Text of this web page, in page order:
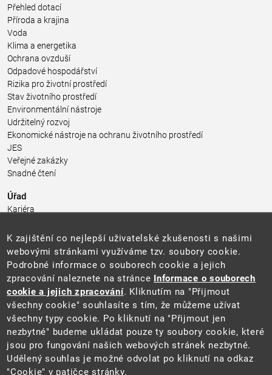
Přehled dotací
Příroda a krajina
Voda
Klima a energetika
Ochrana ovzduší
Odpadové hospodářství
Rizika pro životní prostředí
Stav životního prostředí
Environmentální nástroje
Udržitelný rozvoj
Ekonomické nástroje na ochranu životního prostředí
JES
Veřejné zakázky
Snadné čtení
Úřad
Kariéra
Pro média a veřejnost
Povinně zveřejňované informace
Kontakty
Přistupnost budovy úřadu MŽP
(PDF, 204 kB)
Web
Aktuality
Ochrana osobních údajů
Prohlášení o přístupnosti
Zásady používání cookies
Mapa webu
K zajištění co nejlepší uživatelské zkušenosti s našimi
webovými stránkami využíváme tzv. soubory cookie.
Podrobné informace o souborech cookie a jejich
zpracování naleznete na stránce Informace o souborech
cookie a jejich zpracování. Kliknutím na "Přijmout
všechny cookie" souhlasíte s tím, že můžeme užívat
všechny typy cookie. Po kliknutí na "Přijmout jen
nezbytné" budeme ukládat pouze ty soubory cookie, které
jsou pro fungování našich webových stránek nezbytné.
Udělený souhlas je možné odvolat po kliknutí na odkaz
"Cookie" v patičce stránky.